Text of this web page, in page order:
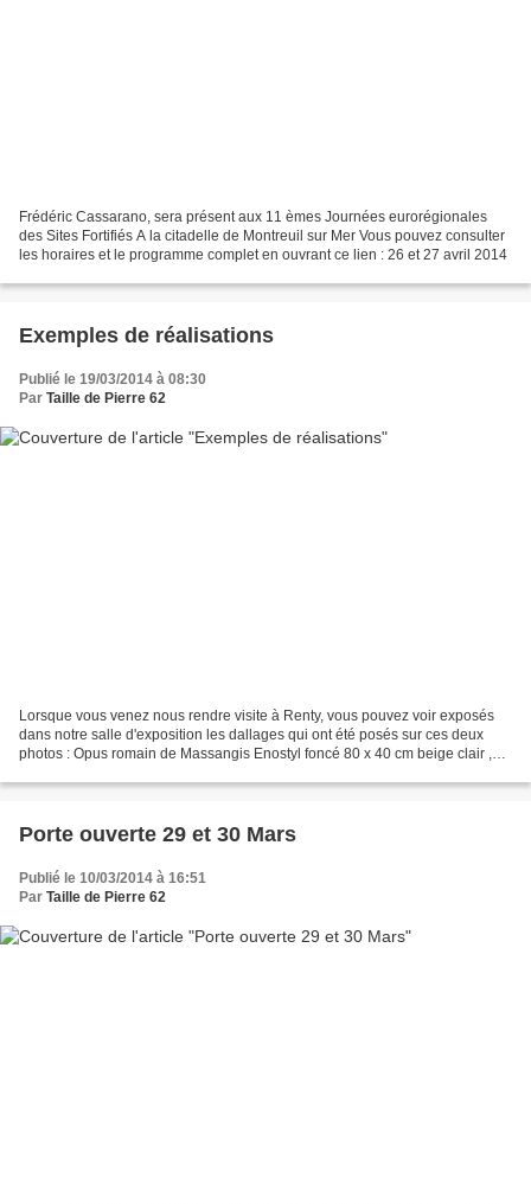
Frédéric Cassarano, sera présent aux 11 èmes Journées eurorégionales
des Sites Fortifiés A la citadelle de Montreuil sur Mer Vous pouvez consulter
les horaires et le programme complet en ouvrant ce lien : 26 et 27 avril 2014
Exemples de réalisations
Publié le 19/03/2014 à 08:30
Par Taille de Pierre 62
Lorsque vous venez nous rendre visite à Renty, vous pouvez voir exposés
dans notre salle d'exposition les dallages qui ont été posés sur ces deux
photos : Opus romain de Massangis Enostyl foncé 80 x 40 cm beige clair ,
Porte ouverte 29 et 30 Mars
Publié le 10/03/2014 à 16:51
Par Taille de Pierre 62